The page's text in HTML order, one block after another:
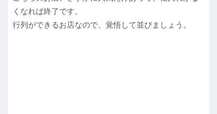
くなれば終了です。
行列ができるお店なので、覚悟して並びましょう。